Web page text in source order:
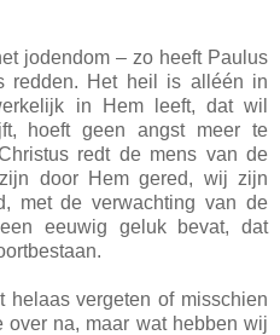
jodendom – zo heeft Paulus
redden. Het heil is alléén in
in Hem leeft, dat wil
hoeft geen angst meer te
redt de mens van de
door Hem gered, wij zijn
met de verwachting van de
eeuwig geluk bevat, dat
helaas vergeten of misschien
na, maar wat hebben wij